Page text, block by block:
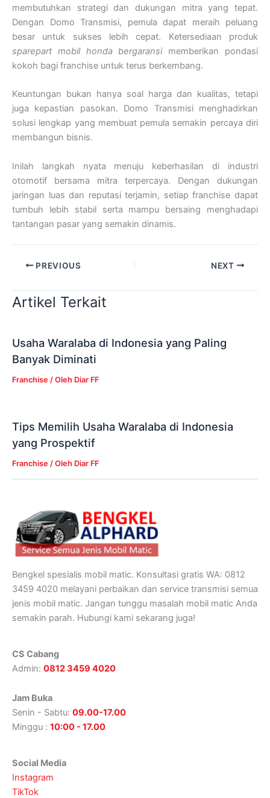
membutuhkan strategi dan dukungan mitra yang tepat.
Dengan Domo Transmisi, pemula dapat meraih peluang
besar untuk sukses lebih cepat. Ketersediaan produk
sparepart mobil honda bergaransimemberikan pondasi
kokoh bagi franchise untuk terus berkembang.
Keuntungan bukan hanya soal harga dan kualitas, tetapi
juga kepastian pasokan. Domo Transmisi menghadirkan
solusi lengkap yang membuat pemula semakin percaya diri
membangun bisnis.
Inilah langkah nyata menuju keberhasilan di industri
otomotif bersama mitra terpercaya. Dengan dukungan
jaringan luas dan reputasi terjamin, setiap franchise dapat
tumbuh lebih stabil serta mampu bersaing menghadapi
tantangan pasar yang semakin dinamis.
PREVIOUS NEXT
Artikel Terkait
Usaha Waralaba di Indonesia yang Paling
Banyak Diminati
Franchise / Oleh Diar FF
Tips Memilih Usaha Waralaba di Indonesia
yang Prospektif
Franchise / Oleh Diar FF
Bengkel spesialis mobil matic. Konsultasi gratis WA: 0812
3459 4020 melayani perbaikan dan service transmisi semua
jenis mobil matic. Jangan tunggu masalah mobil matic Anda
semakin parah. Hubungi kami sekarang juga!
CS Cabang
Admin: 0812 3459 4020
Jam Buka
Senin - Sabtu: 09.00-17.00
Minggu : 10:00 - 17.00
Social Media
Instagram
TikTok